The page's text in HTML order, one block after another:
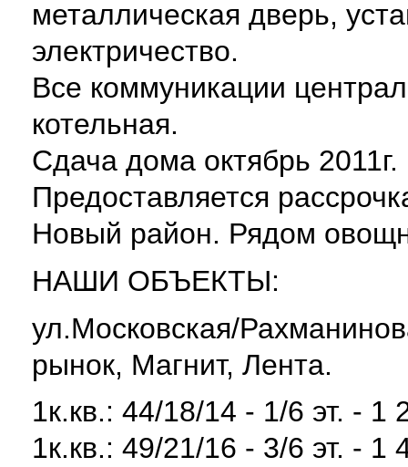
металлическая дверь,
электричество.
Все коммуникации
котельная.
Сдача дома октябрь 2011г.
Предоставляется
Новый район. Рядом
НАШИ ОБЪЕКТЫ:
ул.Московская/
рынок, Магнит, Лента.
1к.кв.: 44/18/14 - 1/6 эт. - 1
1к.кв.: 49/21/16 - 3/6 эт. - 1